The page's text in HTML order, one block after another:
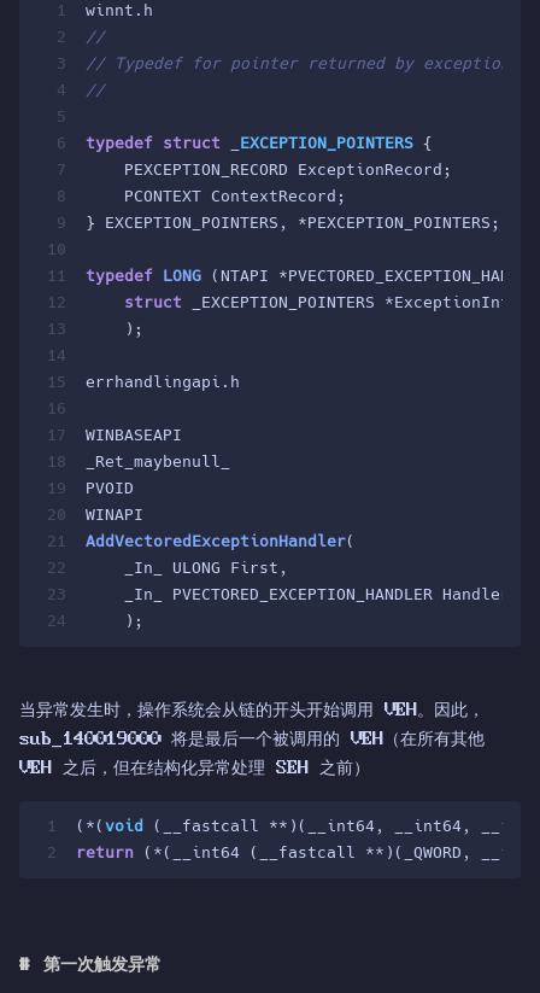
1
2
3
4
5
6
7
8
9
10
11
12
13
14
15
16
17
18
19
20
21
22
23
24
winnt.h
//
// Typedef for pointer returned by
//
typedef struct EXCEPTION_POINTERS {
    PEXCEPTION_RECORD ExceptionRecord;
    PCONTEXT ContextRecord;
} EXCEPTION_POINTERS, *PEXCEPTION_POINTERS;
typedef LONG
(NTAPI
struct _EXCEPTION_POINTERS *ExceptionInfo
    )
;
errhandlingapi.h
WINBASEAPI
_Ret_maybenull_
PVOID
WINAPI
AddVectoredExceptionHandler(
    _In_ ULONG First,
    _In_ PVECTORED_EXCEPTION_HANDLER Handler
    )
;
当异常发生时，操作系统会从链的开头开始调用 VEH。因此，
sub_140019000 将是最后一个被调用的 VEH（在所有其他
VEH 之后，但在结构化异常处理 SEH 之前）
1
2
(*( void
(__fastcall **)(__int64, __int64,
return (*(__int64 (__fastcall **)(_QWORD,
# 第一次触发异常